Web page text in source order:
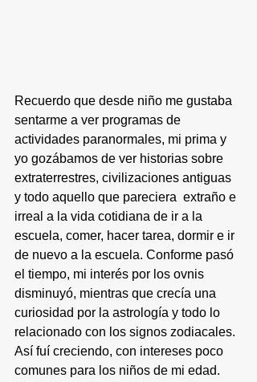
Recuerdo que desde niño me gustaba
sentarme a ver programas de
actividades paranormales, mi prima y
yo gozábamos de ver historias sobre
extraterrestres, civilizaciones antiguas
y todo aquello que pareciera  extraño e
irreal a la vida cotidiana de ir a la
escuela, comer, hacer tarea, dormir e ir
de nuevo a la escuela. Conforme pasó
el tiempo, mi interés por los ovnis
disminuyó, mientras que crecía una
curiosidad por la astrología y todo lo
relacionado con los signos zodiacales.
Así fuí creciendo, con intereses poco
comunes para los niños de mi edad.